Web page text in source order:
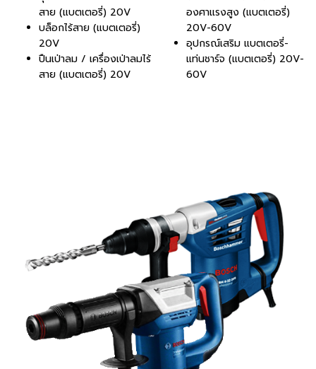
สาย (แบตเตอรี่) 20V
บล็อกไร้สาย (แบตเตอรี่)
20V
ปืนเป่าลม / เครื่องเป่าลมไร้
สาย (แบตเตอรี่) 20V
องศาแรงสูง (แบตเตอรี่)
20V-60V
อุปกรณ์เสริม แบตเตอรี่-
แท่นชาร์จ (แบตเตอรี่) 20V-
60V